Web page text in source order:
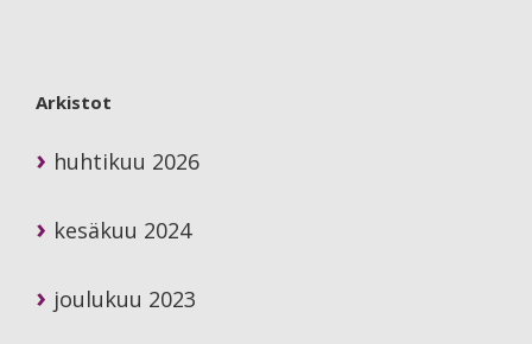
Arkistot
huhtikuu 2026
kesäkuu 2024
joulukuu 2023